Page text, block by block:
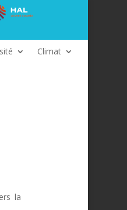
Climat
la